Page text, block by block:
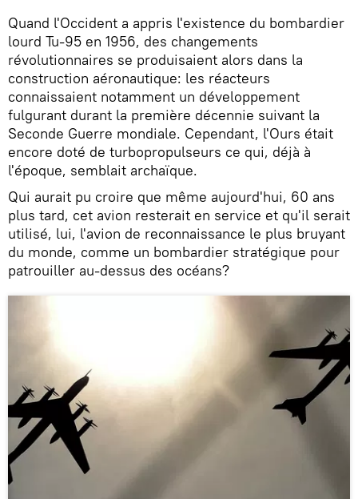
Quand l'Occident a appris l'existence du bombardier
lourd Tu-95 en 1956, des changements
révolutionnaires se produisaient alors dans la
construction aéronautique: les réacteurs
connaissaient notamment un développement
fulgurant durant la première décennie suivant la
Seconde Guerre mondiale. Cependant, l'Ours était
encore doté de turbopropulseurs ce qui, déjà à
l'époque, semblait archaïque.
Qui aurait pu croire que même aujourd'hui, 60 ans
plus tard, cet avion resterait en service et qu'il serait
utilisé, lui, l'avion de reconnaissance le plus bruyant
du monde, comme un bombardier stratégique pour
patrouiller au-dessus des océans?